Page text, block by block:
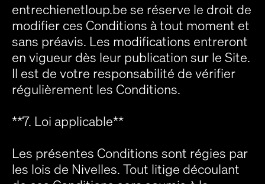
entrechienetloup.be se réserve le droit de
modifier ces Conditions à tout moment et
sans préavis. Les modifications entreront
en vigueur dès leur publication sur le Site.
Il est de votre responsabilité de vérifier
régulièrement les Conditions.
**7. Loi applicable**
Les présentes Conditions sont régies par
les lois de Nivelles. Tout litige découlant